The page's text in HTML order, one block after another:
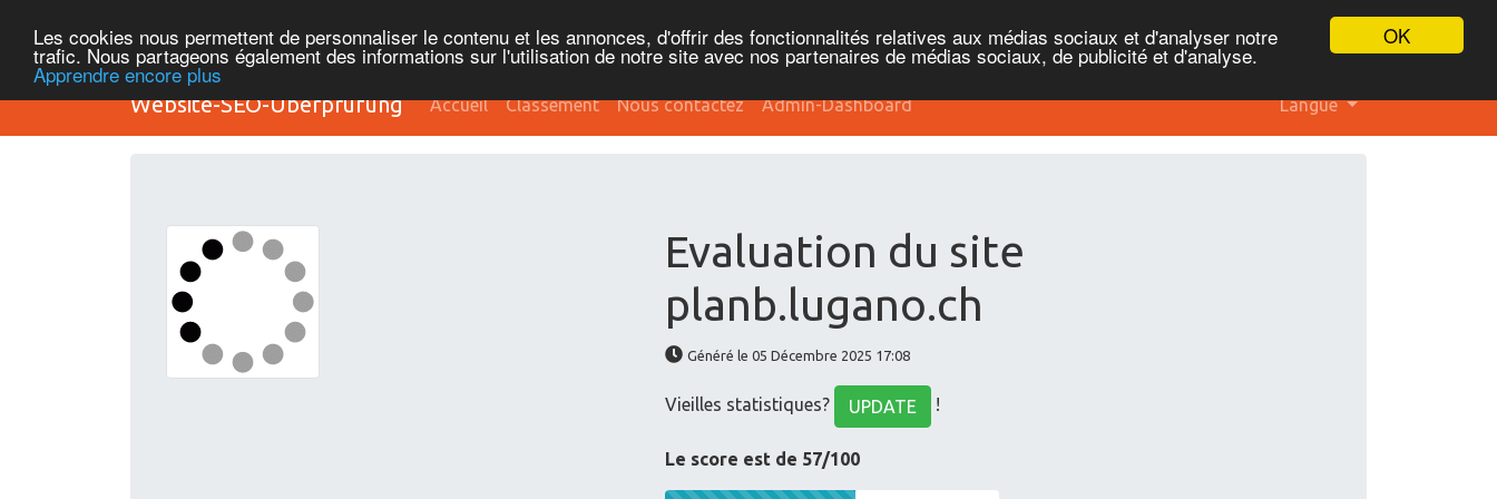
OK
Les cookies nous permettent de personnaliser le contenu et les annonces, d'offrir des fonctionnalités relatives aux médias sociaux et d'analyser notre
trafic. Nous partageons également des informations sur l'utilisation de notre site avec nos partenaires de médias sociaux, de publicité et d'analyse.
Apprendre encore plus
Website-SEO-Überprüfung Accueil Classement Nous contactez Admin-Dashboard Langue
Evaluation du site
planb.lugano.ch
Généré le 05 Décembre 2025 17:08
Vieilles statistiques? UPDATE !
Le score est de 57/100